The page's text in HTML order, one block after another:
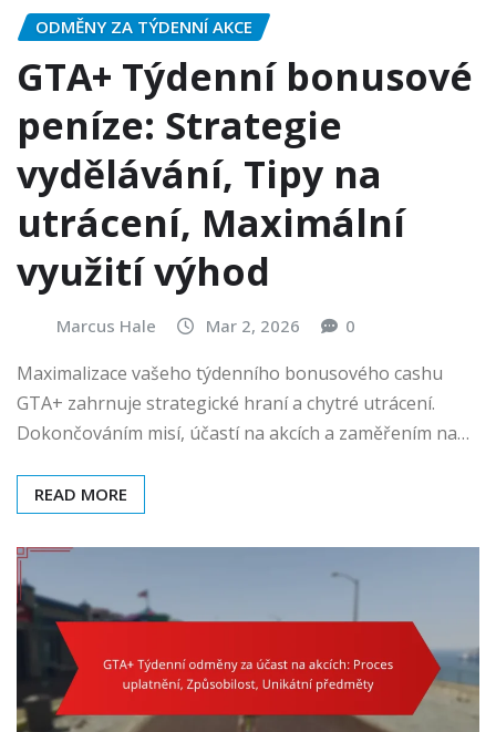
ODMĚNY ZA TÝDENNÍ AKCE
GTA+ Týdenní bonusové
peníze: Strategie
vydělávání, Tipy na
utrácení, Maximální
využití výhod
Marcus Hale Mar 2, 2026 0
Maximalizace vašeho týdenního bonusového cashu
GTA+ zahrnuje strategické hraní a chytré utrácení.
Dokončováním misí, účastí na akcích a zaměřením na…
READ MORE